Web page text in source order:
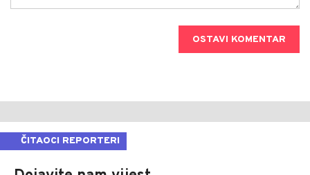
OSTAVI KOMENTAR
ČITAOCI REPORTERI